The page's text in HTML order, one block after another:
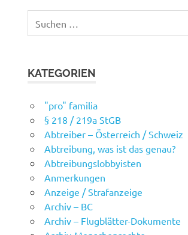
nach:
KATEGORIEN
"pro" familia
§ 218 / 219a StGB
Abtreiber – Österreich / Schweiz
Abtreibung, was ist das genau?
Abtreibungslobbyisten
Anmerkungen
Anzeige / Strafanzeige
Archiv – BC
Archiv – Flugblätter-Dokumente